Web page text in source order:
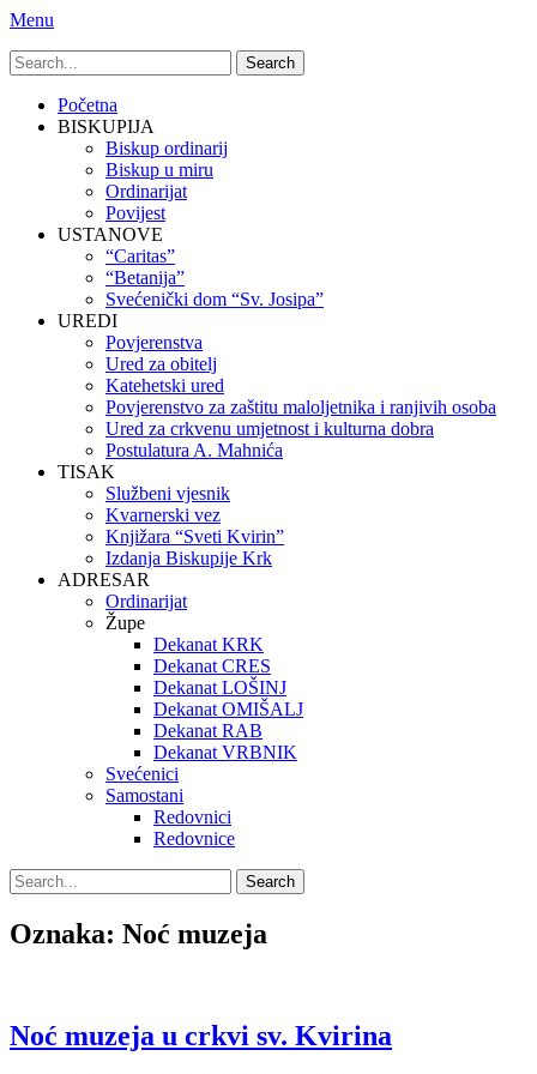
Menu
Search
for:
Primary
Menu
Skip
Početna
BISKUPIJA
Biskup ordinarij
Biskup u miru
Ordinarijat
Povijest
USTANOVE
“Caritas”
“Betanija”
Svećenički dom “Sv. Josipa”
UREDI
Povjerenstva
Ured za obitelj
Katehetski ured
Povjerenstvo za zaštitu maloljetnika i ranjivih osoba
Ured za crkvenu umjetnost i kulturna dobra
Postulatura A. Mahnića
TISAK
Službeni vjesnik
Kvarnerski vez
Knjižara “Sveti Kvirin”
Izdanja Biskupije Krk
ADRESAR
Ordinarijat
Župe
Dekanat KRK
Dekanat CRES
Dekanat LOŠINJ
Dekanat OMIŠALJ
Dekanat RAB
Dekanat VRBNIK
Svećenici
Samostani
Redovnici
Redovnice
Search
Search
for:
Oznaka: Noć muzeja
Noć muzeja u crkvi sv. Kvirina